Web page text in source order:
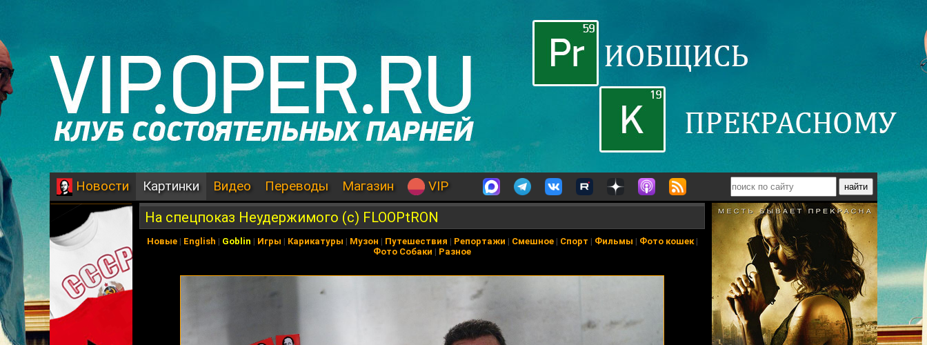
Новости Картинки Видео Переводы Магазин VIP
На спецпоказ Неудержимого (с) FLOOPtRON
Новые| English | Goblin | Игры | Карикатуры | Музон | Путешествия | Репортажи | Смешное| Спорт | Фильмы | Фото кошек|
Фото Собаки | Разное